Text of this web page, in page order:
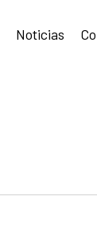
Noticias